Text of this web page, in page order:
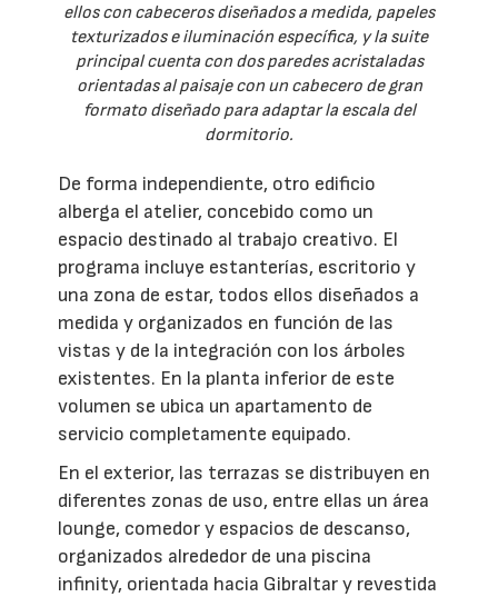
ellos con cabeceros diseñados a medida, papeles
texturizados e iluminación específica, y la suite
principal cuenta con dos paredes acristaladas
orientadas al paisaje con un cabecero de gran
formato diseñado para adaptar la escala del
dormitorio.
De forma independiente, otro edificio
alberga el atelier, concebido como un
espacio destinado al trabajo creativo. El
programa incluye estanterías, escritorio y
una zona de estar, todos ellos diseñados a
medida y organizados en función de las
vistas y de la integración con los árboles
existentes. En la planta inferior de este
volumen se ubica un apartamento de
servicio completamente equipado.
En el exterior, las terrazas se distribuyen en
diferentes zonas de uso, entre ellas un área
lounge, comedor y espacios de descanso,
organizados alrededor de una piscina
infinity, orientada hacia Gibraltar y revestida